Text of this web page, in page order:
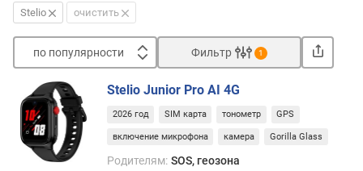
Stelio очистить
по популярности
п
о
п
о
Фильтр 1
Stelio Junior Pro AI 4G
2026 год SIM карта тонометр GPS
включение микрофона камера Gorilla Glass
Родителям: SOS, геозона